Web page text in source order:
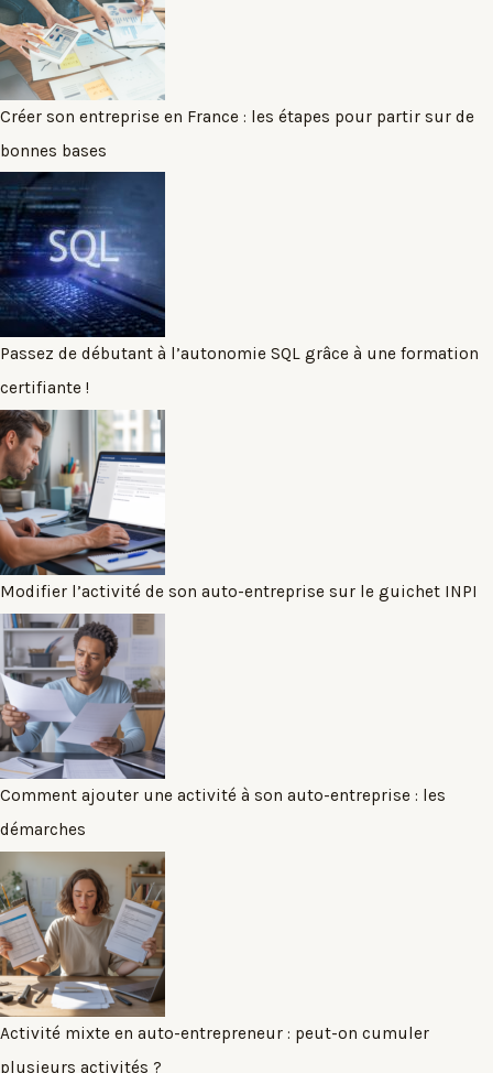
Créer son entreprise en France : les étapes pour partir sur de
bonnes bases
Passez de débutant à l’autonomie SQL grâce à une formation
certifiante !
Modifier l’activité de son auto-entreprise sur le guichet INPI
Comment ajouter une activité à son auto-entreprise : les
démarches
Activité mixte en auto-entrepreneur : peut-on cumuler
plusieurs activités ?